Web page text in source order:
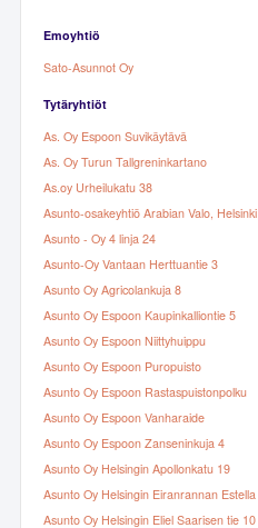
Emoyhtiö
Sato-Asunnot Oy
Tytäryhtiöt
As. Oy Espoon Suvikäytävä
As. Oy Turun Tallgreninkartano
As.oy Urheilukatu 38
Asunto-osakeyhtiö Arabian Valo, Helsinki
Asunto - Oy 4 linja 24
Asunto-Oy Vantaan Herttuantie 3
Asunto Oy Agricolankuja 8
Asunto Oy Espoon Kaupinkalliontie 5
Asunto Oy Espoon Niittyhuippu
Asunto Oy Espoon Puropuisto
Asunto Oy Espoon Rastaspuistonpolku
Asunto Oy Espoon Vanharaide
Asunto Oy Espoon Zanseninkuja 4
Asunto Oy Helsingin Apollonkatu 19
Asunto Oy Helsingin Eiranrannan Estella
Asunto Oy Helsingin Eliel Saarisen tie 10